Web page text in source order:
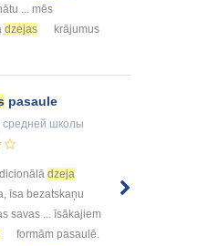
... mēs
dzejas
krājumus
pasaule
средней школы
dzeja
īsa bezatskaņu
savas ... īsākajiem
formām pasaulē.